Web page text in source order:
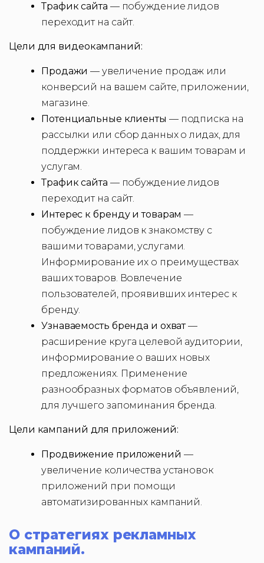
Трафик сайта — побуждение лидов
переходит на сайт.
Цели для видеокампаний:
Продажи— увеличение продаж или
конверсий на вашем сайте, приложении,
магазине.
Потенциальные клиенты — подписка на
рассылки или сбор данных о лидах, для
поддержки интереса к вашим товарам и
услугам.
Трафик сайта — побуждение лидов
переходит на сайт.
Интерес к бренду и товарам—
побуждение лидов к знакомству с
вашими товарами, услугами.
Информирование их о преимуществах
ваших товаров. Вовлечение
пользователей, проявивших интерес к
бренду.
Узнаваемость бренда и охват—
расширение круга целевой аудитории,
информирование о ваших новых
предложениях. Применение
разнообразных форматов объявлений,
для лучшего запоминания бренда.
Цели кампаний для приложений:
Продвижение приложений —
увеличение количества установок
приложений при помощи
автоматизированных кампаний.
О стратегиях рекламных
кампаний.